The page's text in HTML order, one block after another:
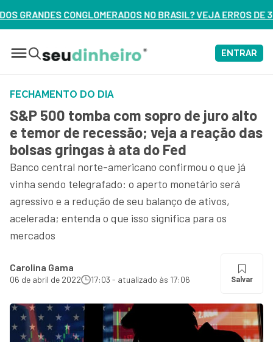
NO BRASIL? VEJA ERROS DE 3 DELES – ASSISTA AGORA
ENTRAR
FECHAMENTO DO DIA
S&P 500 tomba com sopro de juro alto
e temor de recessão; veja a reação das
bolsas gringas à ata do Fed
Banco central norte-americano confirmou o que já
vinha sendo telegrafado: o aperto monetário será
agressivo e a redução de seu balanço de ativos,
acelerada; entenda o que isso significa para os
mercados
Carolina Gama
06 de abril de 2022 17:03 - atualizado às 17:06 Salvar